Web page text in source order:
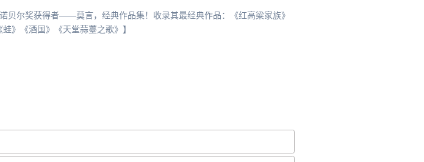
贝尔奖获得者——莫言，经典作品集！收录其最经典作品：《红高粱家族》
》《酒国》《天堂蒜薹之歌》】